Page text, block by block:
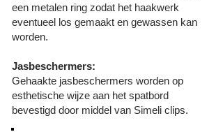
een metalen ring zodat het haakwerk
eventueel los gemaakt en gewassen kan
worden.
Jasbeschermers:
Gehaakte jasbeschermers worden op
esthetische wijze aan het spatbord
bevestigd door middel van Simeli clips.